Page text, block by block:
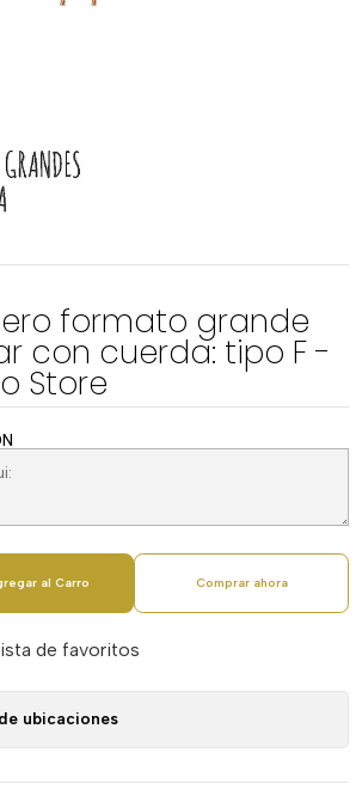
formato grande
con cuerda: tipo F -
Store
al Carro Comprar ahora
de favoritos
ubicaciones